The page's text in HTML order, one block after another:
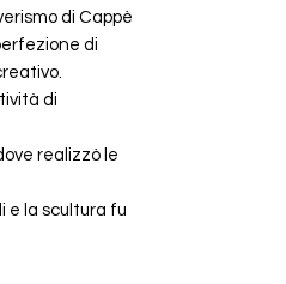
di Cappè
di
di
realizzò le
e la scultura fu